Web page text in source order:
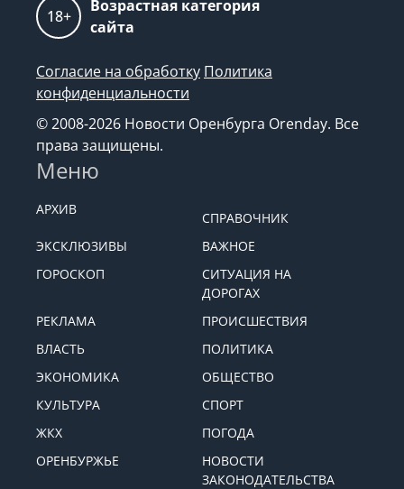
18+
Возрастная категория
сайта
Согласие на обработку Политика
конфиденциальности
© 2008-2026 Новости Оренбурга Orenday. Все
права защищены.
Меню
АРХИВ
СПРАВОЧНИК
ЭКСКЛЮЗИВЫ
ВАЖНОЕ
ГОРОСКОП
СИТУАЦИЯ НА
ДОРОГАХ
РЕКЛАМА
ПРОИСШЕСТВИЯ
ВЛАСТЬ
ПОЛИТИКА
ЭКОНОМИКА
ОБЩЕСТВО
КУЛЬТУРА
СПОРТ
ЖКХ
ПОГОДА
ОРЕНБУРЖЬЕ
НОВОСТИ
ЗАКОНОДАТЕЛЬСТВА